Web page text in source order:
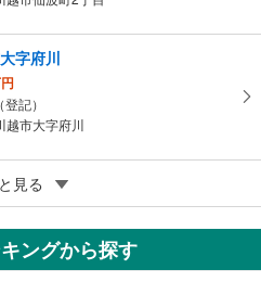
字府川
（登記）
越市大字府川
字下赤坂
2（登記）
越市大字下赤坂
見る
ングから探す